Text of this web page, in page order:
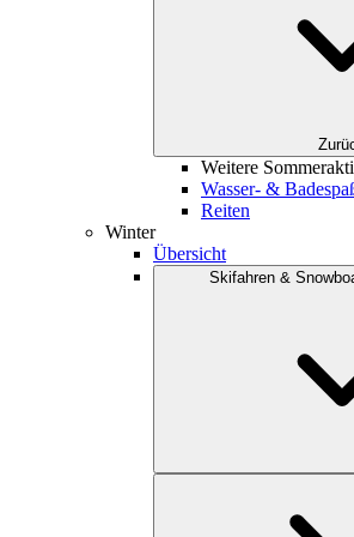
Weitere
Wasser- &
Reiten
Winter
Übersicht
Skifahren &